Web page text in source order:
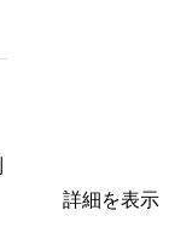
詳細を表示